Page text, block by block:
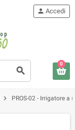
search
person Accedi
0
chevron_right PROS-02 - Irrigatore a